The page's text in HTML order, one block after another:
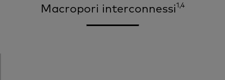
Macropori interconnessi1,4